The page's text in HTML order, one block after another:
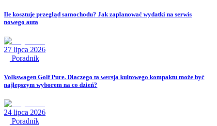
Ile kosztuje przegląd samochodu? Jak zaplanować wydatki na serwis
nowego auta
27 lipca 2026
Poradnik
Volkswagen Golf Pure. Dlaczego ta wersja kultowego kompaktu może być
najlepszym wyborem na co dzień?
24 lipca 2026
Poradnik